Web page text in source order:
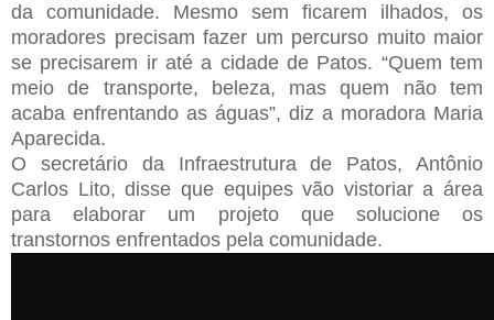
da comunidade. Mesmo sem ficarem ilhados, os
moradores precisam fazer um percurso muito maior
se precisarem ir até a cidade de Patos. “Quem tem
meio de transporte, beleza, mas quem não tem
acaba enfrentando as águas”, diz a moradora Maria
Aparecida.
O secretário da Infraestrutura de Patos, Antônio
Carlos Lito, disse que equipes vão vistoriar a área
para elaborar um projeto que solucione os
transtornos enfrentados pela comunidade.